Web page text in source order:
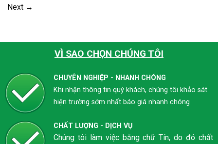
Next →
VÌ SAO CHỌN CHÚNG TÔI
CHUYÊN NGHIỆP - NHANH CHÓNG
Khi nhận thông tin quý khách, chúng tôi khảo sát
hiện trường sớm nhất báo giá nhanh chóng
CHẤT LƯỢNG - DỊCH VỤ
Chúng tôi làm việc bằng chữ Tín, do đó chất